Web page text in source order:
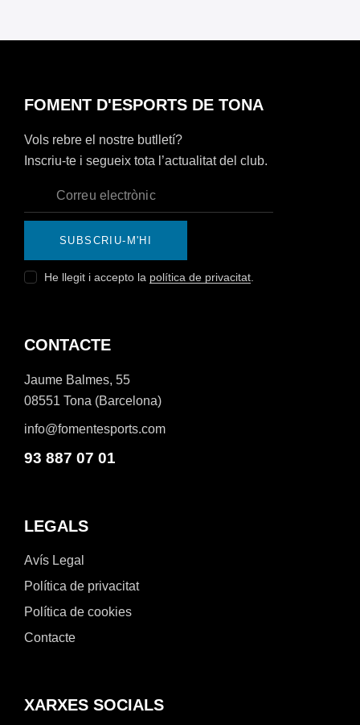
FOMENT D'ESPORTS DE TONA
Vols rebre el nostre butlletí?
Inscriu-te i segueix tota l’actualitat del club.
SUBSCRIU-M'HI
He llegit i accepto la política de privacitat
CONTACTE
Jaume Balmes, 55
08551 Tona (Barcelona)
info@fomentesports.com
93 887 07 01
LEGALS
Avís Legal
Política de privacitat
Política de cookies
Contacte
XARXES SOCIALS